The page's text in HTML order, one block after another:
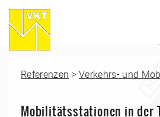
Referenzen >Verkehrs- und
Mobilitätsstationen in der